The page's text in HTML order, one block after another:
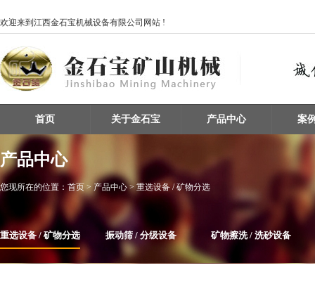
欢迎来到江西金石宝机械设备有限公司网站 !
首页 关于金石宝 产品中心 案
产品中心
您现所在的位置： 首页 > 产品中心 > 重选设备 / 矿物分选
重选设备 / 矿物分选 振动筛 / 分级设备 矿物擦洗 / 洗砂设备